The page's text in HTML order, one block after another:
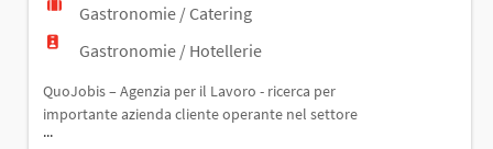
Gastronomie / Catering
Gastronomie / Hotellerie
QuoJobis – Agenzia per il Lavoro - ricerca per
importante azienda cliente operante nel settore
della ristorazione collettiva un LAVAPIATTI –
...